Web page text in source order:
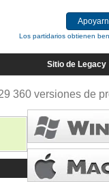
Los partidarios obtienen
Sitio de Legacy
360 versiones de